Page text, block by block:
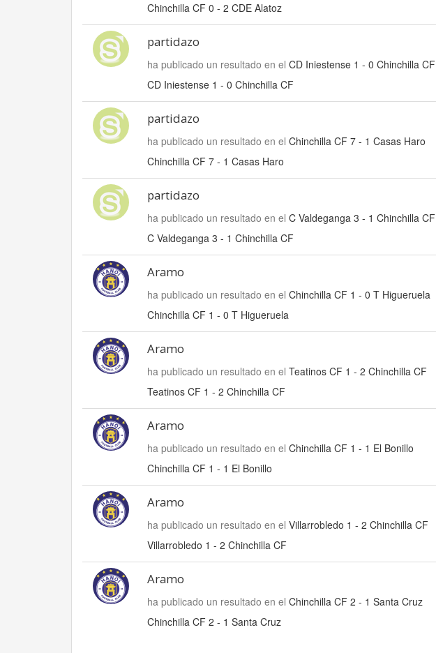
Chinchilla CF 0 - 2 CDE Alatoz
partidazo
ha publicado un resultado en el CD Iniestense 1 - 0 Chinchilla CF
CD Iniestense 1 - 0 Chinchilla CF
partidazo
ha publicado un resultado en el Chinchilla CF 7 - 1 Casas Haro
Chinchilla CF 7 - 1 Casas Haro
partidazo
ha publicado un resultado en el C Valdeganga 3 - 1 Chinchilla CF
C Valdeganga 3 - 1 Chinchilla CF
Aramo
ha publicado un resultado en el Chinchilla CF 1 - 0 T Higueruela
Chinchilla CF 1 - 0 T Higueruela
Aramo
ha publicado un resultado en el Teatinos CF 1 - 2 Chinchilla CF
Teatinos CF 1 - 2 Chinchilla CF
Aramo
ha publicado un resultado en el Chinchilla CF 1 - 1 El Bonillo
Chinchilla CF 1 - 1 El Bonillo
Aramo
ha publicado un resultado en el Villarrobledo 1 - 2 Chinchilla CF
Villarrobledo 1 - 2 Chinchilla CF
Aramo
ha publicado un resultado en el Chinchilla CF 2 - 1 Santa Cruz
Chinchilla CF 2 - 1 Santa Cruz